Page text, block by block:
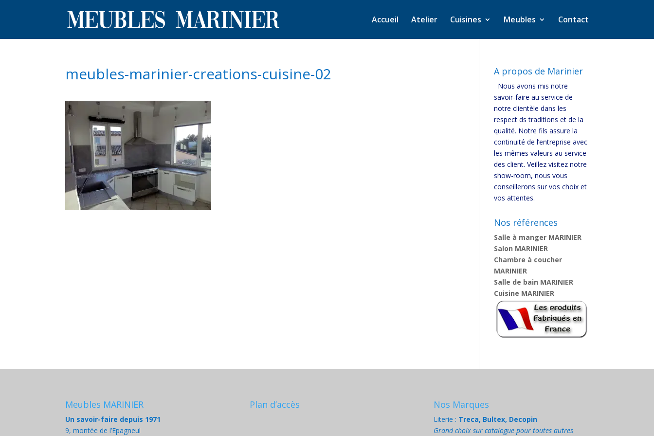
Accueil Atelier Cuisines Meubles Contact
meubles-marinier-creations-cuisine-02 A propos de Marinier
Nous avons mis notre
savoir-faire au service de
notre clientèle dans les
respect ds traditions et de la
qualité. Notre fils assure la
continuité de l’entreprise avec
les mêmes valeurs au service
des client. Veillez visitez notre
show-room, nous vous
conseillerons sur vos choix et
vos attentes.
Nos références
Salle à manger MARINIER
Salon MARINIER
Chambre à coucher
MARINIER
Salle de bain MARINIER
Cuisine MARINIER
Meubles MARINIER
Un savoir-faire depuis 1971
9, montée de l’Epagneul
Plan d’accès Nos Marques
Literie : Treca, Bultex, Decopin
Grand choix sur catalogue pour toutes autres